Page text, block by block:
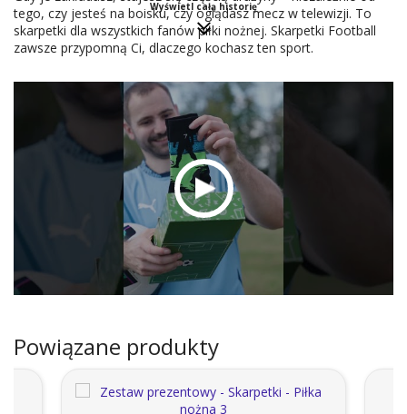
tego, czy jesteś na boisku, czy oglądasz mecz w telewizji. To
skarpetki dla wszystkich fanów piłki nożnej. Skarpetki Football
zawsze przypomną Ci, dlaczego kochasz ten sport.
Wyświetl całą historię
Powiązane produkty